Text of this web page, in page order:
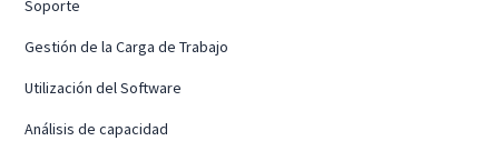
Soporte
Gestión de la Carga de Trabajo
Utilización del Software
Análisis de capacidad